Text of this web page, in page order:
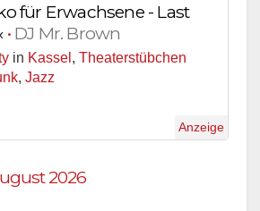
für Erwachsene - Last
• DJ Mr. Brown
in Kassel , Theaterstübchen
, Jazz
Anzeige
2026